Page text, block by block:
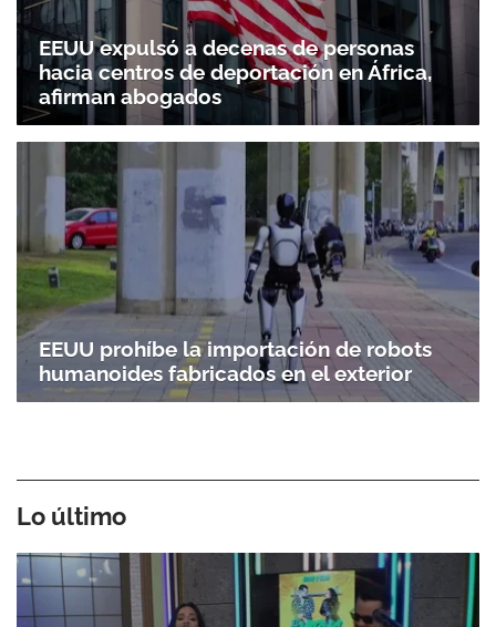
EEUU expulsó a decenas de personas
hacia centros de deportación en África,
afirman abogados
EEUU prohíbe la importación de robots
humanoides fabricados en el exterior
Lo último